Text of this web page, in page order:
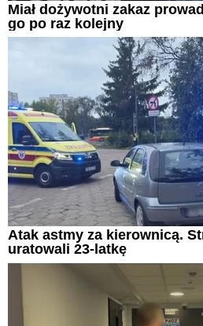
Miał dożywotni zakaz
go po raz kolejny
Atak astmy za kierownicą.
uratowali 23-latkę